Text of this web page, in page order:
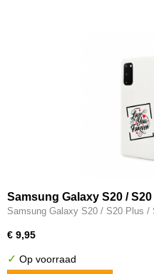
Samsung Galaxy S20 /
siliconen hoesje - Love
Samsung Galaxy S20 / S20 Plus /
€ 9,95
✓ Op voorraad